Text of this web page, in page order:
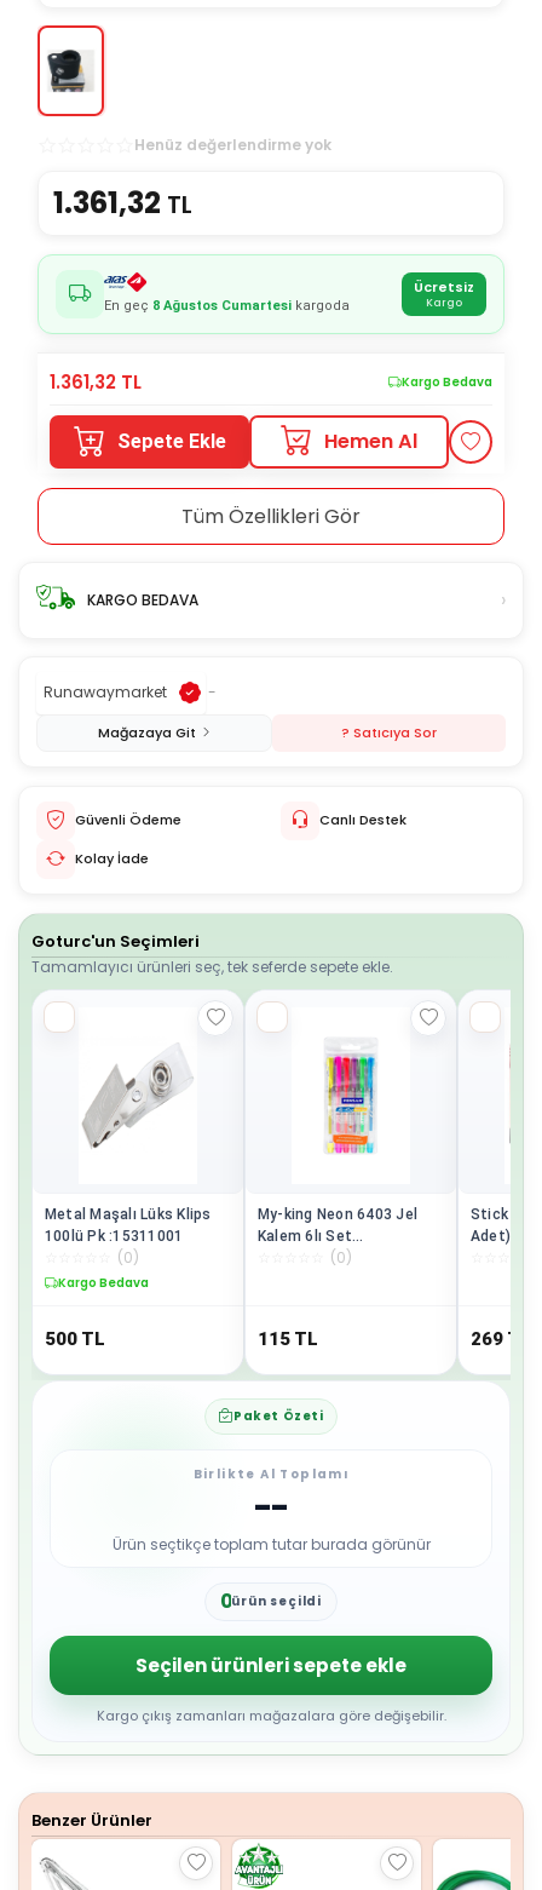
Henüz değerlendirme yok
1.361,32 TL
En geç 8 Ağustos Cumartesi kargoda
Ücretsiz
Kargo
1.361,32 TL Kargo Bedava
Sepete Ekle Hemen Al
Tüm Özellikleri Gör
KARGO BEDAVA ›
Runawaymarket -
Mağazaya Git ? Satıcıya Sor
Güvenli Ödeme
Canlı Destek
Kolay İade
Goturc'un Seçimleri
Tamamlayıcı ürünleri seç, tek seferde sepete ekle.
Metal Maşalı Lüks Klips
100lü Pk :15311001
(0)
Kargo Bedava
500 TL
My-king Neon 6403 Jel
Kalem 6lı Set
Pe02227jkoon6
(0)
115 TL
Stick
Adet)
269 TL
Paket Özeti
Birlikte Al Toplamı
--
Ürün seçtikçe toplam tutar burada görünür
0
2
3
4
5
6
8
ürün seçildi
Seçilen ürünleri sepete ekle
Kargo çıkış zamanları mağazalara göre değişebilir.
Benzer Ürünler